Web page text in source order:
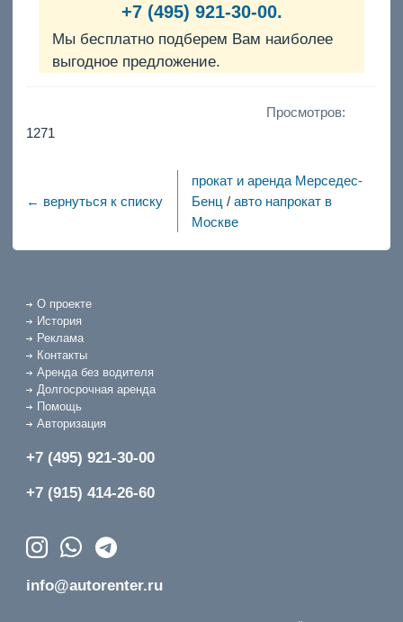
+7 (495) 921-30-00.
Мы бесплатно подберем Вам наиболее
выгодное предложение.
Просмотров:
1271
← вернуться к списку
прокат и аренда Мерседес-
Бенц /авто напрокат в
Москве
О проекте
История
Реклама
Контакты
Аренда без водителя
Долгосрочная аренда
Помощь
Авторизация
+7 (495) 921-30-00
+7 (915) 414-26-60
info@autorenter.ru